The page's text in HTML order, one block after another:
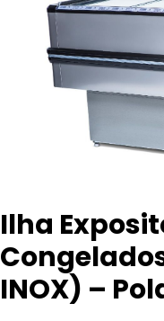
Ilha
INOX) –